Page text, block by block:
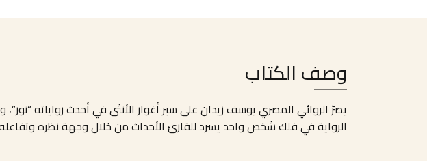
وصف الكتاب
يصرّ الروائي المصري يوسف زيدان على سبر أغوار الأنثى في أحدث رواياته “نور”،
الرواية في فلك شخص واحد يسرد للقارئ الأحداث من خلال وجهة نظره